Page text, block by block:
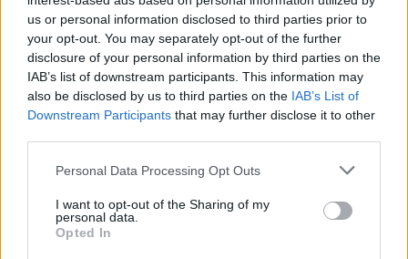
us or personal information disclosed to third parties prior to
your opt-out. You may separately opt-out of the further
disclosure of your personal information by third parties on the
IAB’s list of downstream participants. This information may
also be disclosed by us to third parties on the IAB’s List of
Downstream Participants that may further disclose it to other
Personal Data Processing Opt Outs
I want to opt-out of the Sharing of my
personal data.
Opted In
Hemos retomadonuestro canal de Telegram.
No te lo pierdas porque aquí avisaremos de los
ganadores de los concursos que las marcas nos
vayan comunicando, y de las novedades en